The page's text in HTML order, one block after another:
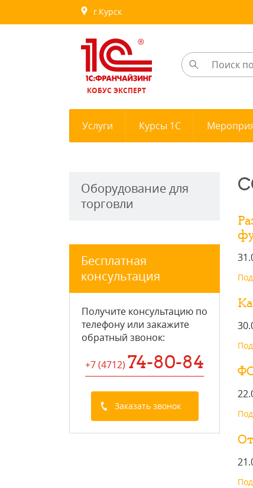
г.Курск
КОБУС ЭКСПЕРТ
Услуги Курсы 1С
Оборудование для
торговли
Бесплатная
консультация
Получите консультацию по
телефону или закажите
обратный звонок:
+7 (4712) 74-80-84
Заказать звонок